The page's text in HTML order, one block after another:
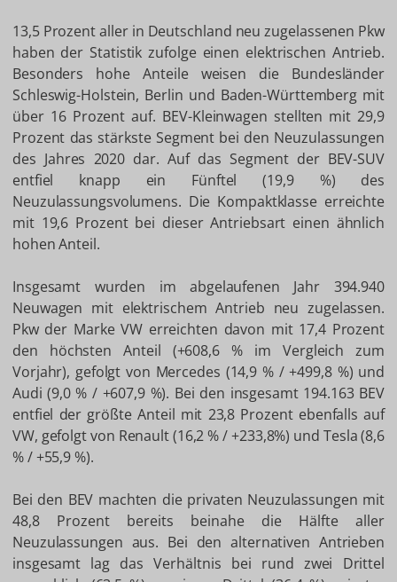
13,5 Prozent aller in Deutschland neu zugelassenen Pkw
haben der Statistik zufolge einen elektrischen Antrieb.
Besonders hohe Anteile weisen die Bundesländer
Schleswig-Holstein, Berlin und Baden-Württemberg mit
über 16 Prozent auf. BEV-Kleinwagen stellten mit 29,9
Prozent das stärkste Segment bei den Neuzulassungen
des Jahres 2020 dar. Auf das Segment der BEV-SUV
entfiel knapp ein Fünftel (19,9 %) des
Neuzulassungsvolumens. Die Kompaktklasse erreichte
mit 19,6 Prozent bei dieser Antriebsart einen ähnlich
hohen Anteil.
Insgesamt wurden im abgelaufenen Jahr 394.940
Neuwagen mit elektrischem Antrieb neu zugelassen.
Pkw der Marke VW erreichten davon mit 17,4 Prozent
den höchsten Anteil (+608,6 % im Vergleich zum
Vorjahr), gefolgt von Mercedes (14,9 % / +499,8 %) und
Audi (9,0 % / +607,9 %). Bei den insgesamt 194.163 BEV
entfiel der größte Anteil mit 23,8 Prozent ebenfalls auf
VW, gefolgt von Renault (16,2 % / +233,8%) und Tesla (8,6
% / +55,9 %).
Bei den BEV machten die privaten Neuzulassungen mit
48,8 Prozent bereits beinahe die Hälfte aller
Neuzulassungen aus. Bei den alternativen Antrieben
insgesamt lag das Verhältnis bei rund zwei Drittel